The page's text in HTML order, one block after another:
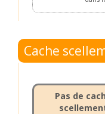
Cache
Pas de